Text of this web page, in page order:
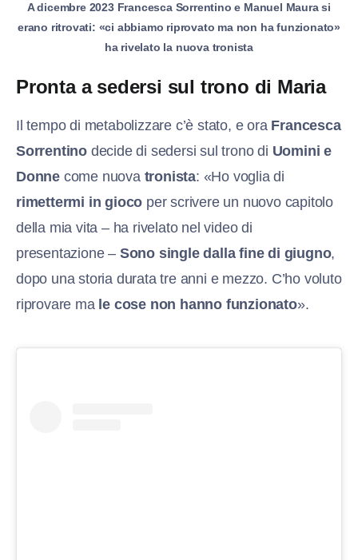
A dicembre 2023 Francesca Sorrentino e Manuel Maura si
erano ritrovati: «ci abbiamo riprovato ma non ha funzionato»
ha rivelato la nuova tronista
Pronta a sedersi sul trono di Maria
Il tempo di metabolizzare c’è stato, e ora Francesca
Sorrentino decide di sedersi sul trono di Uomini e
Donne come nuova tronista: «Ho voglia di
rimettermi in gioco per scrivere un nuovo capitolo
della mia vita – ha rivelato nel video di
presentazione – Sono single dalla fine di giugno,
dopo una storia durata tre anni e mezzo. C’ho voluto
riprovare ma le cose non hanno funzionato».